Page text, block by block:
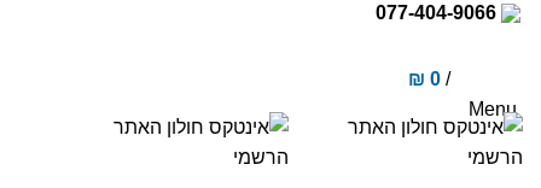
077-404-9066
/
₪ 0
Menu